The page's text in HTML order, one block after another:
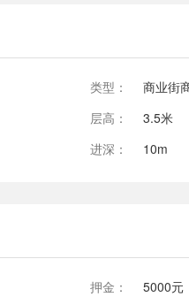
类型：
商业街
层高：
3.5米
进深： 10m
押金：
5000元